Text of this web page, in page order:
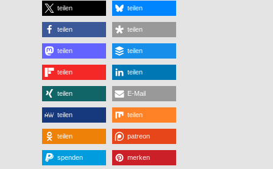
teilen teilen
teilen teilen
teilen teilen
teilen teilen
teilen E-Mail
teilen teilen
teilen patreon
spenden merken